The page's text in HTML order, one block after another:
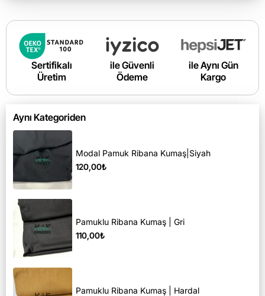
Sertifikalı
Üretim
ile Güvenli
Ödeme
ile Aynı Gün
Kargo
Aynı Kategoriden
Modal Pamuk Ribana Kumaş|Siyah
120,00₺
Pamuklu Ribana Kumaş | Gri
110,00₺
Pamuklu Ribana Kumaş | Hardal